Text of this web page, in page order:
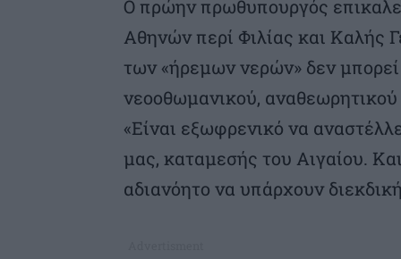
Ο πρώην πρωθυπουργός
Αθηνών περί Φιλίας και Καλής
των «ήρεμων νερών» δεν μπορεί
νεοοθωμανικού, αναθεωρητικού
«Είναι εξωφρενικό να
μας, καταμεσής του Αιγαίου.
αδιανόητο να υπάρχουν